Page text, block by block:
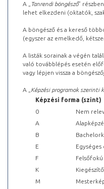
A „ Tanrendi böngésző”
lehet elkezdeni (oktatók,
A böngésző és a kereső
(egyszer az emelkedő,
A listák sorainak a végén
való továbblépés esetén
vagy lépjen vissza a
A „ Képzési programok szerinti
Képzési forma (szint)
0
Nem
A
B
E
Egységes
F
Felsőfokú
K
M